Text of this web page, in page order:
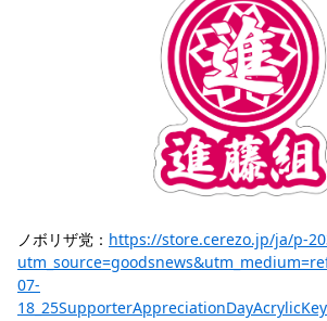
ノボリザ党： https://store.cerezo.jp/ja/p-
07-